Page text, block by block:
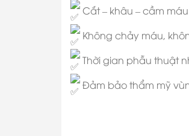
Cắt – khâu – cầm
Không chảy máu,
Thời gian phẫu thuật
Đảm bảo thẩm mỹ